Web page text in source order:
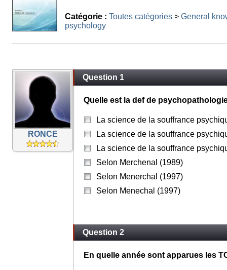
Catégorie : Toutes catégories > General
psychology
RONCE
Question 1
Quelle est la def de
La science de la souffrance
La science de la souffrance
La science de la souffrance
Selon Merchenal (1989)
Selon Menerchal (1997)
Selon Menechal (1997)
Question 2
En quelle année sont apparues les